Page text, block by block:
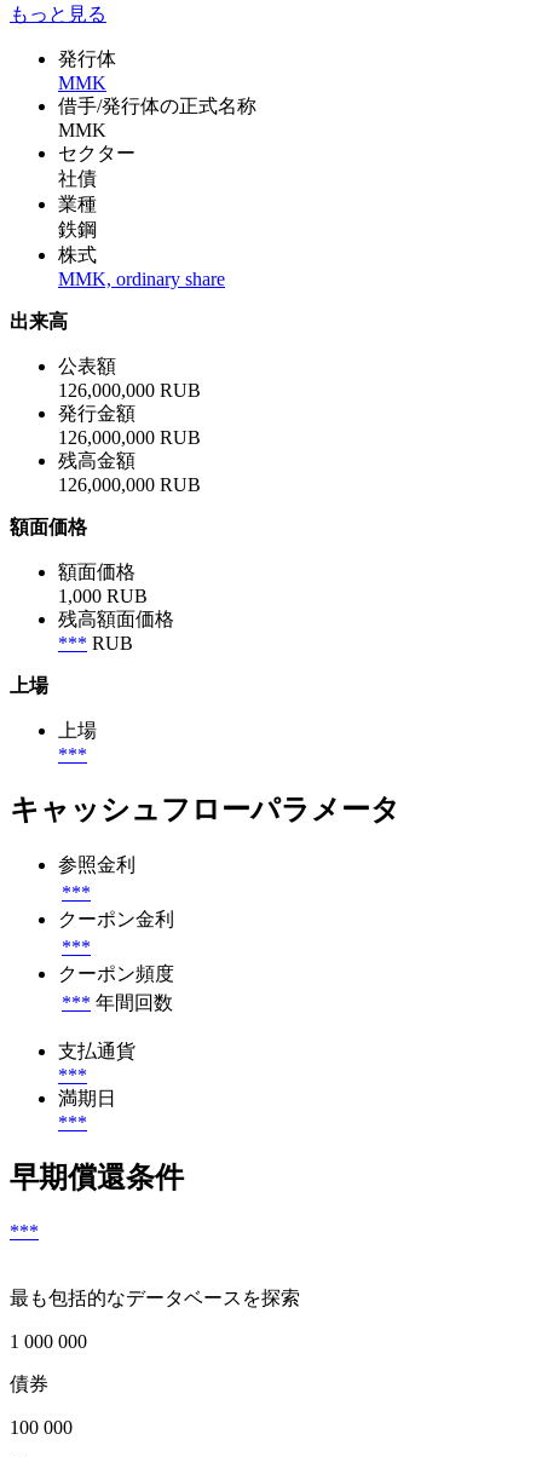
もっと見る
発行体
MMK
借手/発行体の正式名称
MMK
セクター
社債
業種
鉄鋼
株式
MMK, ordinary share
出来高
公表額
126,000,000 RUB
発行金額
126,000,000 RUB
残高金額
126,000,000 RUB
額面価格
額面価格
1,000 RUB
残高額面価格
*** RUB
上場
上場
***
キャッシュフローパラメータ
参照金利
***
クーポン金利
***
クーポン頻度
*** 年間回数
支払通貨
***
満期日
***
早期償還条件
***
最も包括的なデータベースを探索
1 000 000
債券
100 000